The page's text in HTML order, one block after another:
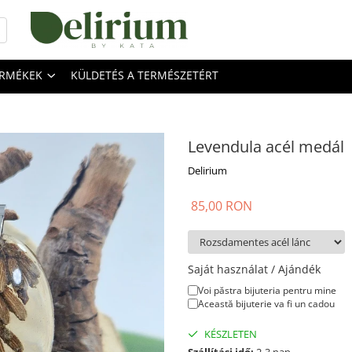
KÜLDETÉS A TERMÉSZETÉRT
Levendula acél medál
Delirium
85,00 RON
Saját használat / Ajándék
Voi păstra bijuteria pentru mine
Această bijuterie va fi un cadou
KÉSZLETEN